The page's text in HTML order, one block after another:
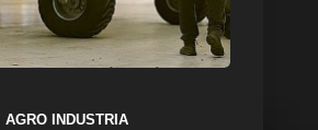
AGRO INDUSTRIA